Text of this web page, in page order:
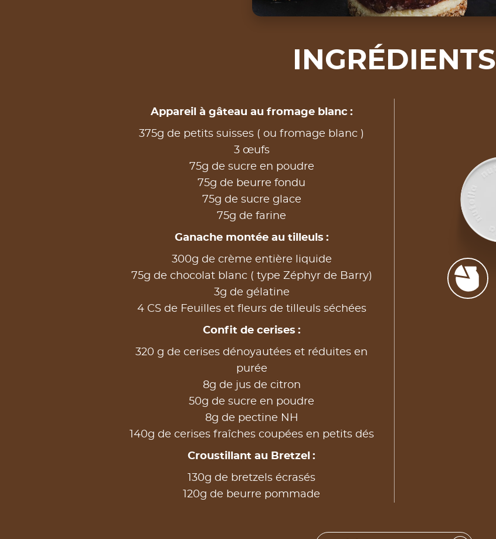
INGRÉDIENTS
Appareil à gâteau au fromage blanc :
375g de petits suisses ( ou fromage blanc )
3 œufs
75g de sucre en poudre
75g de beurre fondu
75g de sucre glace
75g de farine
Ganache montée au tilleuls :
300g de crème entière liquide
75g de chocolat blanc ( type Zéphyr de Barry)
3g de gélatine
4 CS de Feuilles et fleurs de tilleuls séchées
Confit de cerises :
320 g de cerises dénoyautées et réduites en
purée
8g de jus de citron
50g de sucre en poudre
8g de pectine NH
140g de cerises fraîches coupées en petits dés
Croustillant au Bretzel :
130g de bretzels écrasés
120g de beurre pommade